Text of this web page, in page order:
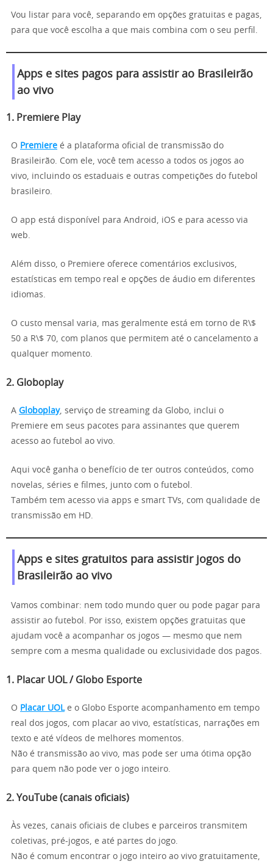
Vou listar para você, separando em opções gratuitas e pagas,
para que você escolha a que mais combina com o seu perfil.
Apps e sites pagos para assistir ao Brasileirão
ao vivo
1. Premiere Play
O Premiere é a plataforma oficial de transmissão do
Brasileirão. Com ele, você tem acesso a todos os jogos ao
vivo, incluindo os estaduais e outras competições do futebol
brasileiro.
O app está disponível para Android, iOS e para acesso via
web.
Além disso, o Premiere oferece comentários exclusivos,
estatísticas em tempo real e opções de áudio em diferentes
idiomas.
O custo mensal varia, mas geralmente está em torno de R\$
50 a R\$ 70, com planos que permitem até o cancelamento a
qualquer momento.
2. Globoplay
A Globoplay, serviço de streaming da Globo, inclui o
Premiere em seus pacotes para assinantes que querem
acesso ao futebol ao vivo.
Aqui você ganha o benefício de ter outros conteúdos, como
novelas, séries e filmes, junto com o futebol.
Também tem acesso via apps e smart TVs, com qualidade de
transmissão em HD.
Apps e sites gratuitos para assistir jogos do
Brasileirão ao vivo
Vamos combinar: nem todo mundo quer ou pode pagar para
assistir ao futebol. Por isso, existem opções gratuitas que
ajudam você a acompanhar os jogos — mesmo que nem
sempre com a mesma qualidade ou exclusividade dos pagos.
1. Placar UOL / Globo Esporte
O Placar UOLe o Globo Esporte acompanhamento em tempo
real dos jogos, com placar ao vivo, estatísticas, narrações em
texto e até vídeos de melhores momentos.
Não é transmissão ao vivo, mas pode ser uma ótima opção
para quem não pode ver o jogo inteiro.
2. YouTube (canais oficiais)
Às vezes, canais oficiais de clubes e parceiros transmitem
coletivas, pré-jogos, e até partes do jogo.
Não é comum encontrar o jogo inteiro ao vivo gratuitamente,